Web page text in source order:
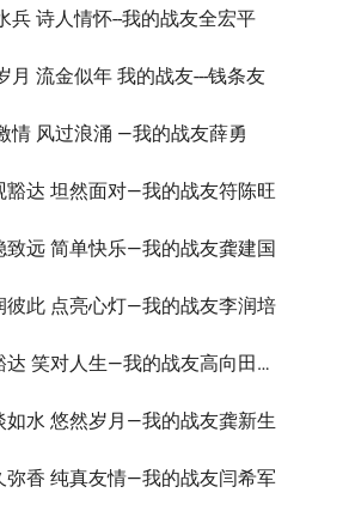
兵 诗人情怀--我的战友全宏平
月 流金似年 我的战友---钱条友
情 风过浪涌 —我的战友薛勇
豁达 坦然面对—我的战友符陈旺
致远 简单快乐—我的战友龚建国
彼此 点亮心灯—我的战友李润培
达 笑对人生—我的战友高向田…
如水 悠然岁月—我的战友龚新生
弥香 纯真友情—我的战友闫希军